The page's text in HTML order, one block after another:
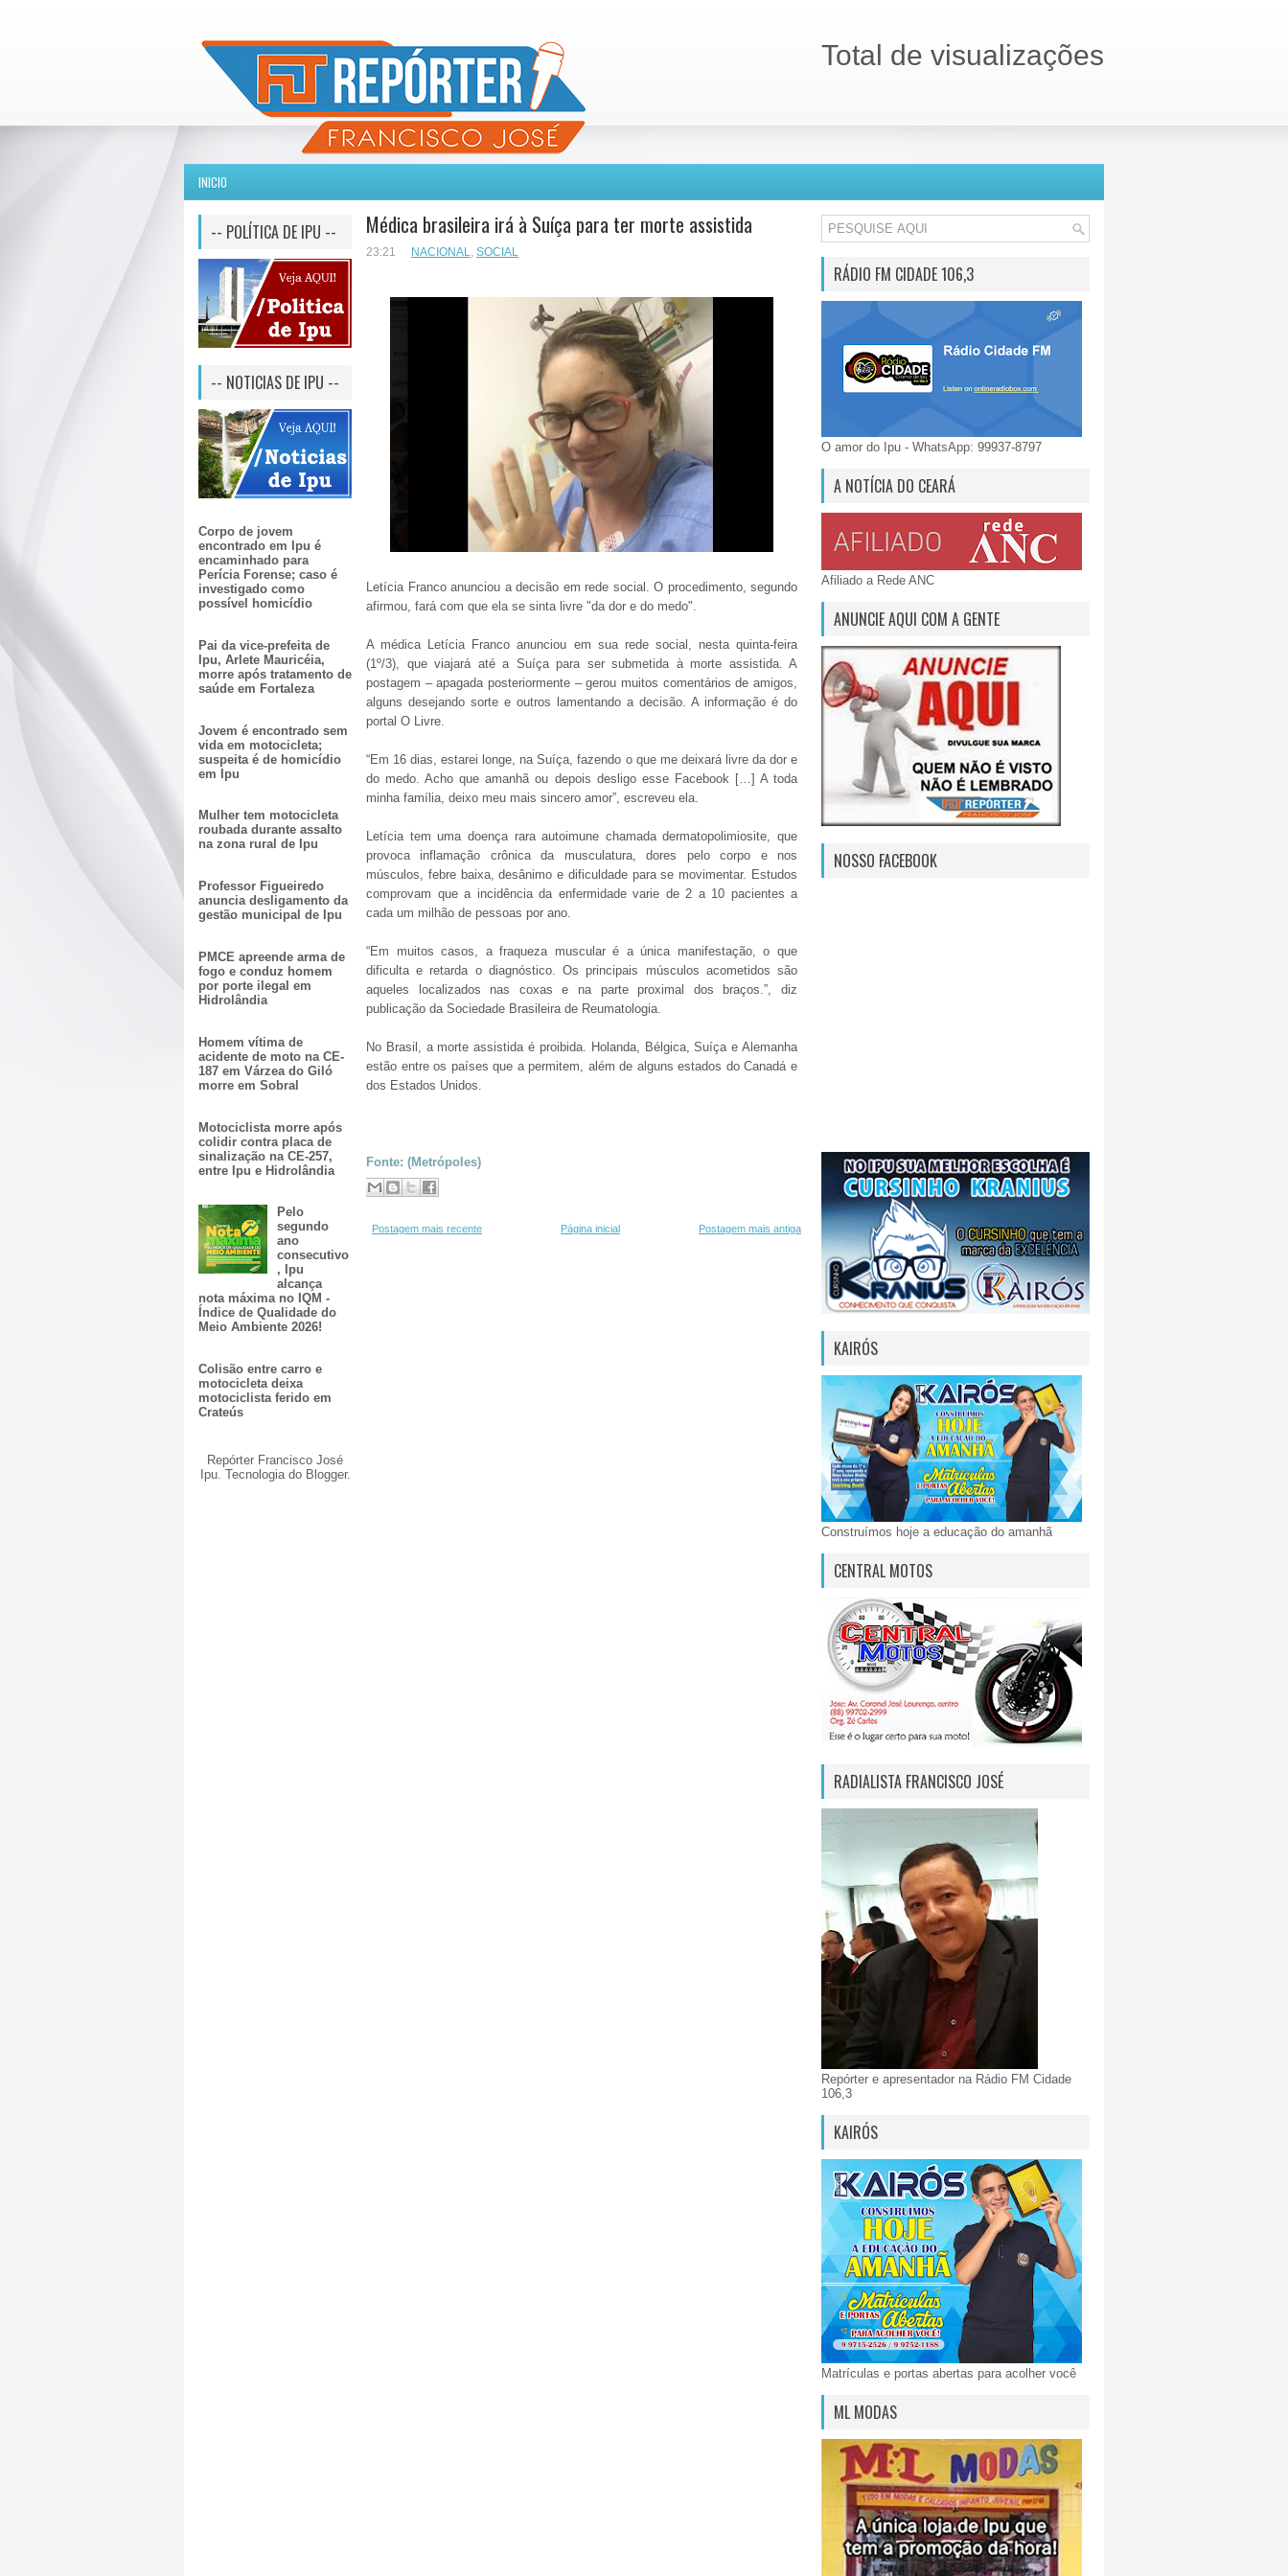
Total de visualizações
INICIO
-- POLÍTICA DE IPU --
-- NOTICIAS DE IPU --
Corpo de jovem
encontrado em Ipu é
encaminhado para
Perícia Forense; caso é
investigado como
possível homicídio
Pai da vice-prefeita de
Ipu, Arlete Mauricéia,
morre após tratamento de
saúde em Fortaleza
Jovem é encontrado sem
vida em motocicleta;
suspeita é de homicídio
em Ipu
Mulher tem motocicleta
roubada durante assalto
na zona rural de Ipu
Professor Figueiredo
anuncia desligamento da
gestão municipal de Ipu
PMCE apreende arma de
fogo e conduz homem
por porte ilegal em
Hidrolândia
Homem vítima de
acidente de moto na CE-
187 em Várzea do Giló
morre em Sobral
Motociclista morre após
colidir contra placa de
sinalização na CE-257,
entre Ipu e Hidrolândia
Pelo
segundo
ano
consecutivo
, Ipu
alcança
nota máxima no IQM -
Índice de Qualidade do
Meio Ambiente 2026!
Colisão entre carro e
motocicleta deixa
motociclista ferido em
Crateús
Repórter Francisco José
Ipu. Tecnologia do Blogger.
Médica brasileira irá à Suíça para ter morte assistida
23:21 NACIONAL, SOCIAL
Letícia Franco anunciou a decisão em rede social. O procedimento, segundo
afirmou, fará com que ela se sinta livre "da dor e do medo".
A médica Letícia Franco anunciou em sua rede social, nesta quinta-feira
(1º/3), que viajará até a Suíça para ser submetida à morte assistida. A
postagem – apagada posteriormente – gerou muitos comentários de amigos,
alguns desejando sorte e outros lamentando a decisão. A informação é do
portal O Livre.
“Em 16 dias, estarei longe, na Suíça, fazendo o que me deixará livre da dor e
do medo. Acho que amanhã ou depois desligo esse Facebook […] A toda
minha família, deixo meu mais sincero amor”, escreveu ela.
Letícia tem uma doença rara autoimune chamada dermatopolimiosite, que
provoca inflamação crônica da musculatura, dores pelo corpo e nos
músculos, febre baixa, desânimo e dificuldade para se movimentar. Estudos
comprovam que a incidência da enfermidade varie de 2 a 10 pacientes a
cada um milhão de pessoas por ano.
“Em muitos casos, a fraqueza muscular é a única manifestação, o que
dificulta e retarda o diagnóstico. Os principais músculos acometidos são
aqueles localizados nas coxas e na parte proximal dos braços.”, diz
publicação da Sociedade Brasileira de Reumatologia.
No Brasil, a morte assistida é proibida. Holanda, Bélgica, Suíça e Alemanha
estão entre os países que a permitem, além de alguns estados do Canadá e
dos Estados Unidos.
Fonte: (Metrópoles)
Postagem mais recente Postagem mais antiga
Página inicial
RÁDIO FM CIDADE 106,3
O amor do Ipu - WhatsApp: 99937-8797
A NOTÍCIA DO CEARÁ
Afiliado a Rede ANC
ANUNCIE AQUI COM A GENTE
NOSSO FACEBOOK
KAIRÓS
Construímos hoje a educação do amanhã
CENTRAL MOTOS
RADIALISTA FRANCISCO JOSÉ
Repórter e apresentador na Rádio FM Cidade
106,3
KAIRÓS
Matrículas e portas abertas para acolher você
ML MODAS